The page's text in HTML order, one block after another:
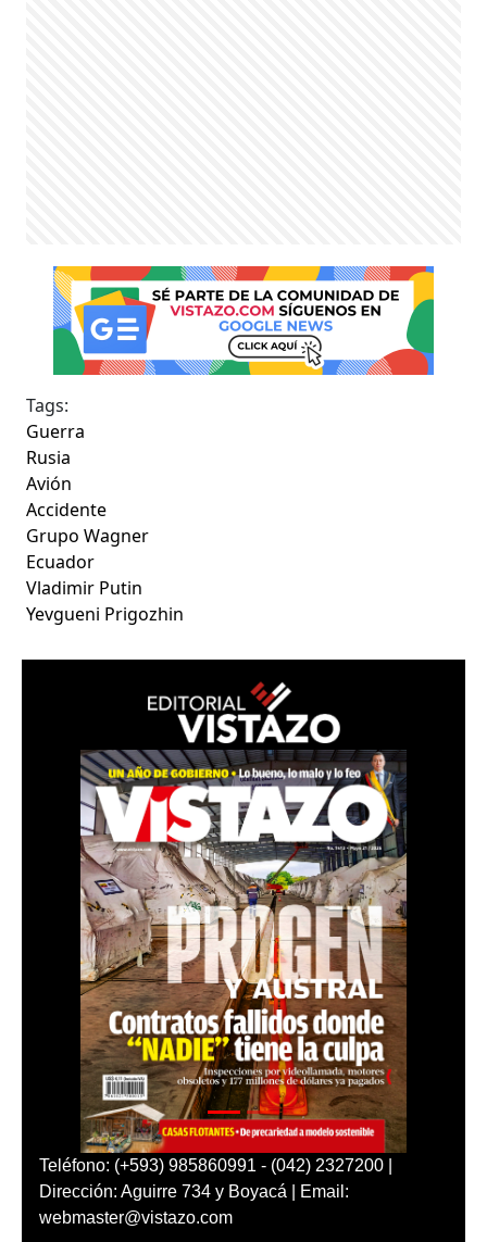
Tags:
Guerra
Rusia
Avión
Accidente
Grupo Wagner
Ecuador
Vladimir Putin
Yevgueni Prigozhin
Teléfono: (+593) 985860991 - (042) 2327200 |
Dirección: Aguirre 734 y Boyacá | Email:
webmaster@vistazo.com